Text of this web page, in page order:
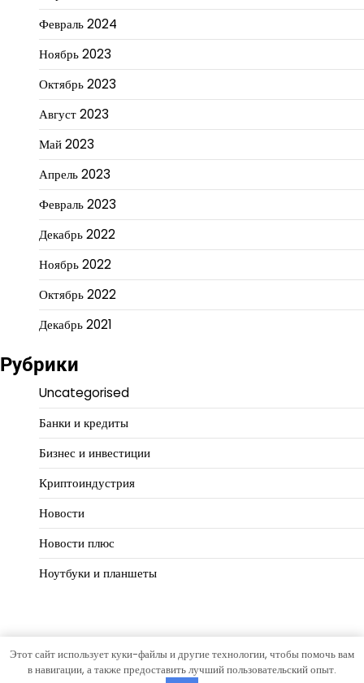
Февраль 2024
Ноябрь 2023
Октябрь 2023
Август 2023
Май 2023
Апрель 2023
Февраль 2023
Декабрь 2022
Ноябрь 2022
Октябрь 2022
Декабрь 2021
Рубрики
Uncategorised
Банки и кредиты
Бизнес и инвестиции
Криптоиндустрия
Новости
Новости плюс
Ноутбуки и планшеты
Copyright © 2026Деньги работаютТема Open News от
Этот сайт использует куки-файлы и другие технологии, чтобы помочь вам
в навигации, а также предоставить лучший пользовательский опыт.